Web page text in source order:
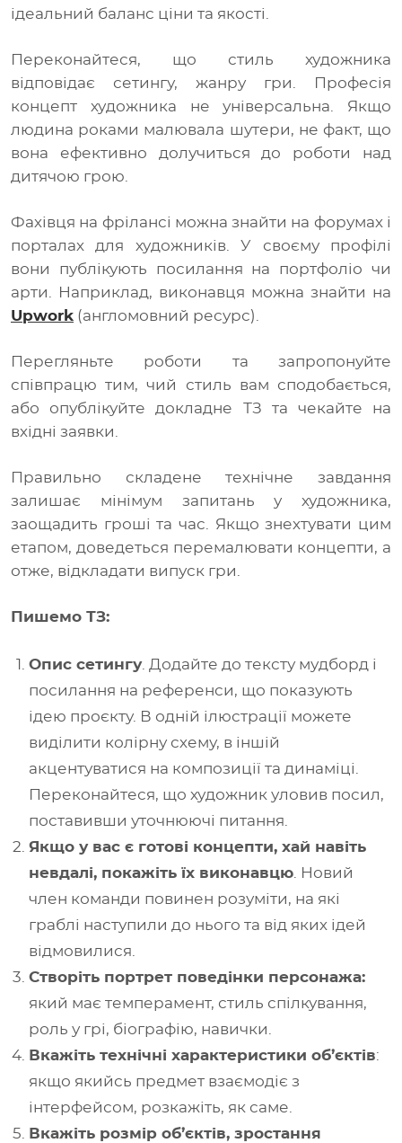
ідеальний баланс ціни та якості.
Переконайтеся, що стиль художника
відповідає сетингу, жанру гри. Професія
концепт художника не універсальна. Якщо
людина роками малювала шутери, не факт, що
вона ефективно долучиться до роботи над
дитячою грою.
Фахівця на фрілансі можна знайти на форумах і
порталах для художників. У своєму профілі
вони публікують посилання на портфоліо чи
арти. Наприклад, виконавця можна знайти на
Upwork (англомовний ресурс).
Перегляньте роботи та запропонуйте
співпрацю тим, чий стиль вам сподобається,
або опублікуйте докладне ТЗ та чекайте на
вхідні заявки.
Правильно складене технічне завдання
залишає мінімум запитань у художника,
заощадить гроші та час. Якщо знехтувати цим
етапом, доведеться перемалювати концепти, а
отже, відкладати випуск гри.
Пишемо ТЗ:
Опис сетингу. Додайте до тексту мудборд і
посилання на референси, що показують
ідею проєкту. В одній ілюстрації можете
виділити колірну схему, в іншій
акцентуватися на композиції та динаміці.
Переконайтеся, що художник уловив посил,
поставивши уточнюючі питання.
Якщо у вас є готові концепти, хай навіть
невдалі, покажіть їх виконавцю . Новий
член команди повинен розуміти, на які
граблі наступили до нього та від яких ідей
відмовилися.
Створіть портрет поведінки персонажа:
який має темперамент, стиль спілкування,
роль у грі, біографію, навички.
Вкажіть технічні характеристики об’єктів:
якщо якийсь предмет взаємодіє з
інтерфейсом, розкажіть, як саме.
Вкажіть розмір об’єктів, зростання